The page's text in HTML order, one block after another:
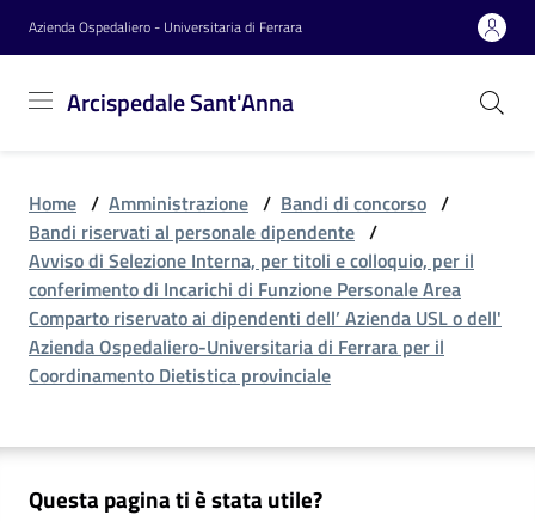
Vai al contenuto
Vai alla navigazione
Vai al footer
Azienda Ospedaliero - Universitaria di Ferrara
Arcispedale Sant'Anna
Sant'Anna
Azienda
Servizi
Novità
Home / Amministrazione / Bandi di concorso /
Bandi riservati al personale dipendente /
Avviso di Selezione Interna, per titoli e colloquio, per il
conferimento di Incarichi di Funzione Personale Area
Comparto riservato ai dipendenti dell’ Azienda USL o dell'
Azienda Ospedaliero-Universitaria di Ferrara per il
Coordinamento Dietistica provinciale
Questa pagina ti è stata utile?